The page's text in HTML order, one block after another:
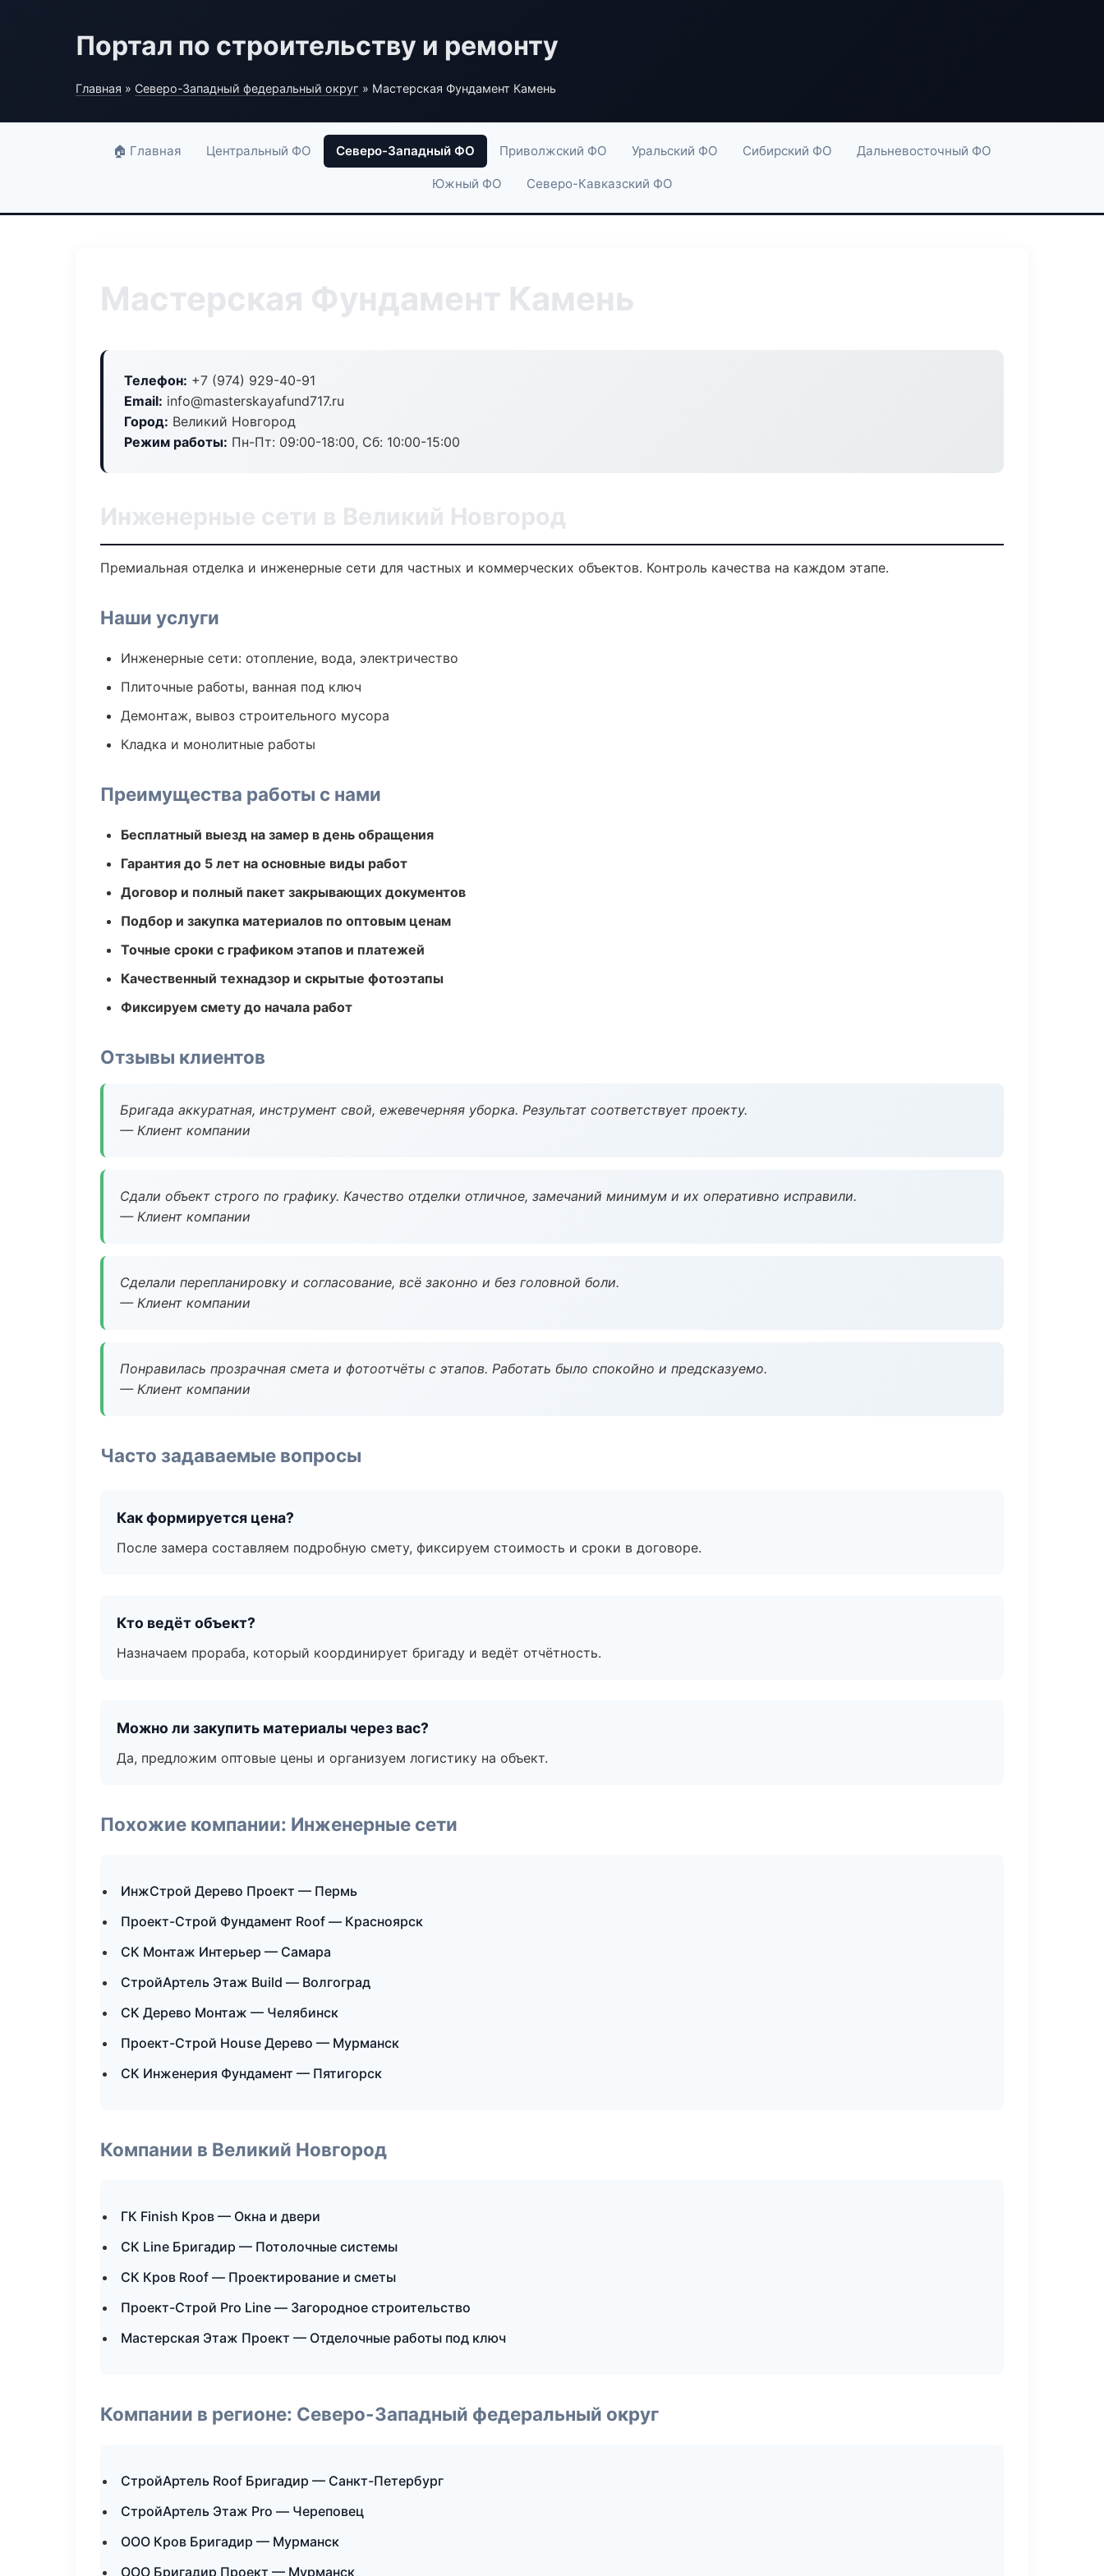
Портал по строительству и ремонту
Главная » Северо-Западный федеральный округ » Мастерская Фундамент Камень
🏠 Главная Центральный ФО Северо-Западный ФО Приволжский ФО Уральский ФО Сибирский ФО Дальневосточный ФО
Южный ФО Северо-Кавказский ФО
Мастерская Фундамент Камень
Телефон: +7 (974) 929-40-91
Email: info@masterskayafund717.ru
Город: Великий Новгород
Режим работы: Пн-Пт: 09:00-18:00, Сб: 10:00-15:00
Инженерные сети в Великий Новгород
Премиальная отделка и инженерные сети для частных и коммерческих объектов. Контроль качества на каждом этапе.
Наши услуги
Инженерные сети: отопление, вода, электричество
Плиточные работы, ванная под ключ
Демонтаж, вывоз строительного мусора
Кладка и монолитные работы
Преимущества работы с нами
Бесплатный выезд на замер в день обращения
Гарантия до 5 лет на основные виды работ
Договор и полный пакет закрывающих документов
Подбор и закупка материалов по оптовым ценам
Точные сроки с графиком этапов и платежей
Качественный технадзор и скрытые фотоэтапы
Фиксируем смету до начала работ
Отзывы клиентов
Бригада аккуратная, инструмент свой, ежевечерняя уборка. Результат соответствует проекту.
— Клиент компании
Сдали объект строго по графику. Качество отделки отличное, замечаний минимум и их оперативно исправили.
— Клиент компании
Сделали перепланировку и согласование, всё законно и без головной боли.
— Клиент компании
Понравилась прозрачная смета и фотоотчёты с этапов. Работать было спокойно и предсказуемо.
— Клиент компании
Часто задаваемые вопросы
Как формируется цена?
После замера составляем подробную смету, фиксируем стоимость и сроки в договоре.
Кто ведёт объект?
Назначаем прораба, который координирует бригаду и ведёт отчётность.
Можно ли закупить материалы через вас?
Да, предложим оптовые цены и организуем логистику на объект.
Похожие компании: Инженерные сети
ИнжСтрой Дерево Проект — Пермь
Проект-Строй Фундамент Roof — Красноярск
СК Монтаж Интерьер — Самара
СтройАртель Этаж Build — Волгоград
СК Дерево Монтаж — Челябинск
Проект-Строй House Дерево — Мурманск
СК Инженерия Фундамент — Пятигорск
Компании в Великий Новгород
ГК Finish Кров — Окна и двери
СК Line Бригадир — Потолочные системы
СК Кров Roof — Проектирование и сметы
Проект-Строй Pro Line — Загородное строительство
Мастерская Этаж Проект — Отделочные работы под ключ
Компании в регионе: Северо-Западный федеральный округ
СтройАртель Roof Бригадир — Санкт-Петербург
СтройАртель Этаж Pro — Череповец
ООО Кров Бригадир — Мурманск
ООО Бригадир Проект — Мурманск